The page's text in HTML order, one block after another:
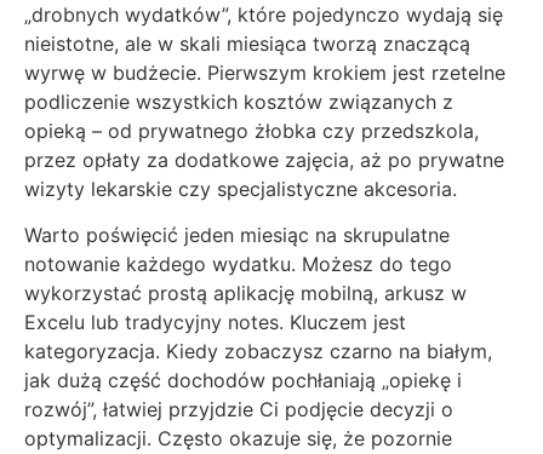
„drobnych wydatków”, które pojedynczo wydają się
nieistotne, ale w skali miesiąca tworzą znaczącą
wyrwę w budżecie. Pierwszym krokiem jest rzetelne
podliczenie wszystkich kosztów związanych z
opieką – od prywatnego żłobka czy przedszkola,
przez opłaty za dodatkowe zajęcia, aż po prywatne
wizyty lekarskie czy specjalistyczne akcesoria.
Warto poświęcić jeden miesiąc na skrupulatne
notowanie każdego wydatku. Możesz do tego
wykorzystać prostą aplikację mobilną, arkusz w
Excelu lub tradycyjny notes. Kluczem jest
kategoryzacja. Kiedy zobaczysz czarno na białym,
jak dużą część dochodów pochłaniają „opiekę i
rozwój”, łatwiej przyjdzie Ci podjęcie decyzji o
optymalizacji. Często okazuje się, że pozornie